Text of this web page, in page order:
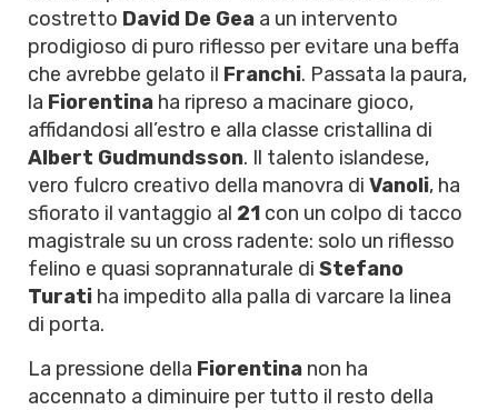
costretto David De Gea a un intervento
prodigioso di puro riflesso per evitare una beffa
che avrebbe gelato il Franchi. Passata la paura,
la Fiorentina ha ripreso a macinare gioco,
affidandosi all’estro e alla classe cristallina di
Albert Gudmundsson. Il talento islandese,
vero fulcro creativo della manovra di Vanoli, ha
sfiorato il vantaggio al 21 con un colpo di tacco
magistrale su un cross radente: solo un riflesso
felino e quasi soprannaturale di Stefano
Turati ha impedito alla palla di varcare la linea
di porta.
La pressione della Fiorentina non ha
accennato a diminuire per tutto il resto della